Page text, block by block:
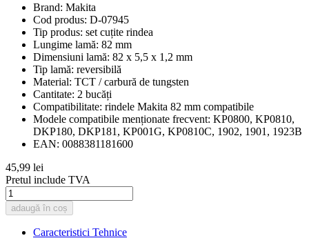
Brand: Makita
Cod produs: D-07945
Tip produs: set cuțite rindea
Lungime lamă: 82 mm
Dimensiuni lamă: 82 x 5,5 x 1,2 mm
Tip lamă: reversibilă
Material: TCT / carbură de tungsten
Cantitate: 2 bucăți
Compatibilitate: rindele Makita 82 mm compatibile
Modele compatibile menționate frecvent: KP0800, KP0810,
DKP180, DKP181, KP001G, KP0810C, 1902, 1901, 1923B
EAN: 0088381181600
45,99 lei
Pretul include TVA
adaugă în coș
Caracteristici Tehnice